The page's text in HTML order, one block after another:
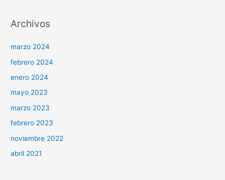
Archivos
marzo 2024
febrero 2024
enero 2024
mayo 2023
marzo 2023
febrero 2023
noviembre 2022
abril 2021